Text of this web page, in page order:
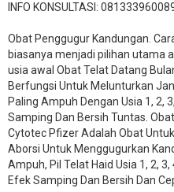
INFO KONSULTASI:
​Obat Penggugur Kandungan.
biasanya menjadi pilihan utama
usia awal Obat Telat Datang
Berfungsi Untuk Melunturkan
Paling Ampuh Dengan Usia 1, 2,
Samping Dan Bersih Tuntas.
Cytotec Pfizer Adalah Obat
Aborsi Untuk Menggugurkan
Ampuh, Pil Telat Haid Usia 1, 2,
Efek Samping Dan Bersih Dan